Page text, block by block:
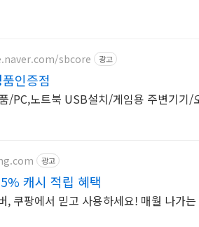
sbcore 광고
인증점
/PC,노트북 USB설치/게임용 주변기기/
광고
캐시 적립 혜택
, 쿠팡에서 믿고 사용하세요! 매월 나가